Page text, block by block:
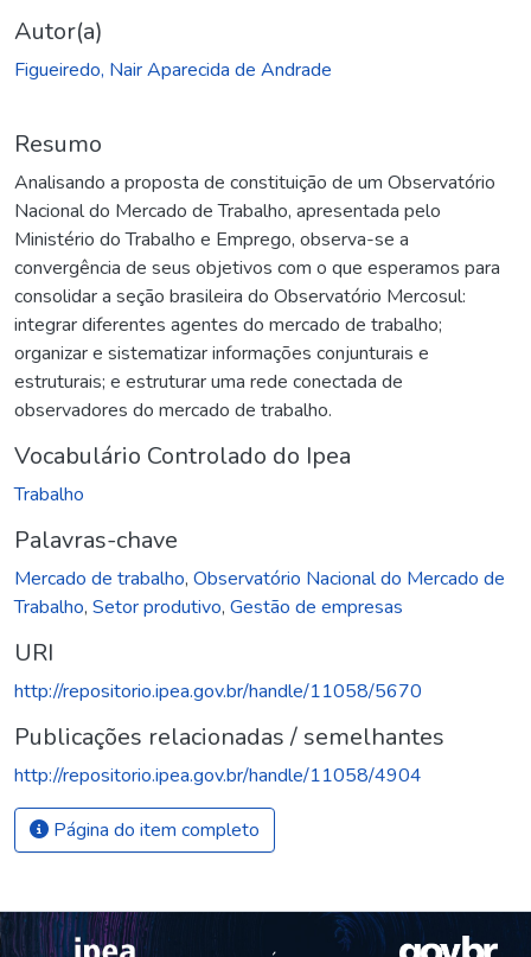
Autor(a)
Figueiredo, Nair Aparecida de Andrade
Resumo
Analisando a proposta de constituição de um Observatório
Nacional do Mercado de Trabalho, apresentada pelo
Ministério do Trabalho e Emprego, observa-se a
convergência de seus objetivos com o que esperamos para
consolidar a seção brasileira do Observatório Mercosul:
integrar diferentes agentes do mercado de trabalho;
organizar e sistematizar informações conjunturais e
estruturais; e estruturar uma rede conectada de
observadores do mercado de trabalho.
Vocabulário Controlado do Ipea
Trabalho
Palavras-chave
Mercado de trabalho, Observatório Nacional do Mercado de
Trabalho, Setor produtivo, Gestão de empresas
URI
http://repositorio.ipea.gov.br/handle/11058/5670
Publicações relacionadas / semelhantes
http://repositorio.ipea.gov.br/handle/11058/4904
Página do item completo